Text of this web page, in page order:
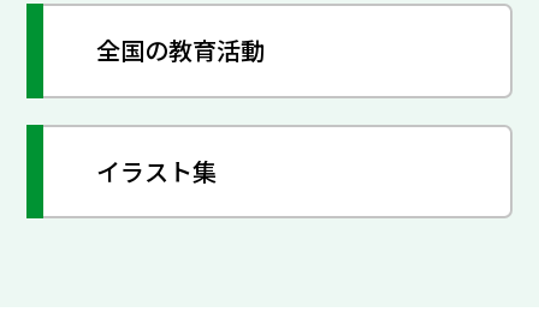
全国の教育活動
イラスト集